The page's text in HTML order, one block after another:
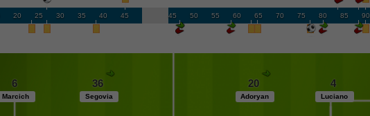
20 25 30 35 40 45 45 50 55 60 65 70 75 80 85 90
6
Marcich
36
Segovia
4
Luciano
20
Adoryan